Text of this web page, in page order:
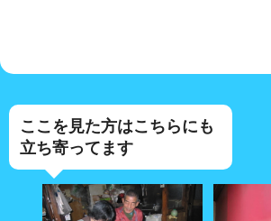
ここを見た方はこちらにも
立ち寄ってます